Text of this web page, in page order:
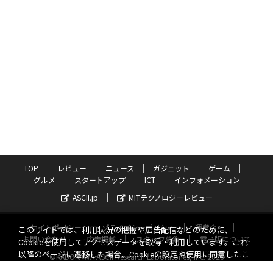
TOP レビュー ニュース ガジェット
ゲーム
グルメ
スタートアップ ICT
インフォメーション
ASCII.jp
MITテクノロジーレビュー
サイトポリシー プライバシーポリシー
運営会社
お問い合わせ
広告掲載 スタッフ募集
電子版について
©KADOKAWA ASCII Research Laboratories, Inc. 2026
このサイトでは、利用状況の把握や広告配信などのために、
Cookieを使用してアクセスデータを取得・利用しています。これ
以降のページに遷移した場合、Cookieの設定や使用に同意したこ